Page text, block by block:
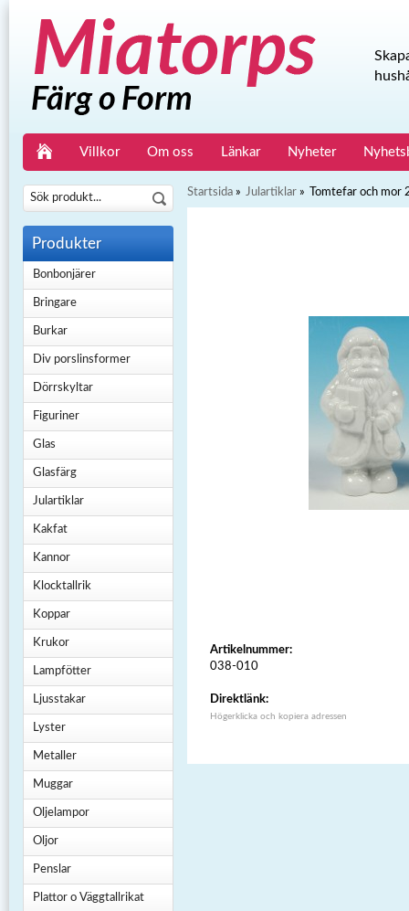
Villkor Om oss Länkar Nyheter
Produkter
Bonbonjärer
Bringare
Burkar
Div porslinsformer
Dörrskyltar
Figuriner
Glas
Glasfärg
Julartiklar
Kakfat
Kannor
Klocktallrik
Koppar
Krukor
Lampfötter
Ljusstakar
Lyster
Metaller
Muggar
Oljelampor
Oljor
Penslar
Plattor o Väggtallrikat
Startsida » Julartiklar » Tomtefar och mor
Artikelnummer:
038-010
Direktlänk:
Högerklicka och kopiera adressen